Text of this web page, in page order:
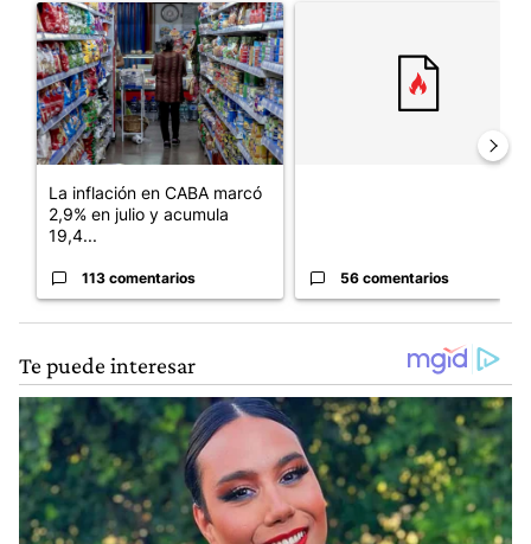
Un artículo de tendencia con el título "La inflación en CABA
La inflación en CABA marcó
2,9% en julio y acumula
19,4...
113 comentarios 56 comentarios